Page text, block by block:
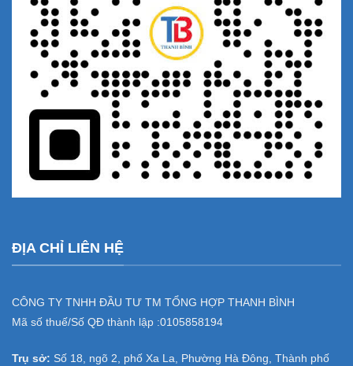
ĐỊA CHỈ LIÊN HỆ
CÔNG TY TNHH ĐẦU TƯ TM TỔNG HỢP THANH BÌNH
Mã số thuế/Số QĐ thành lập :0105858194
Trụ sở: Số 18, ngõ 2, phố Xa La, Phường Hà Đông, Thành phố